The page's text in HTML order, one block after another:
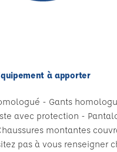
à apporter
- Gants
avec protection -
montantes
pas à vous renseigner